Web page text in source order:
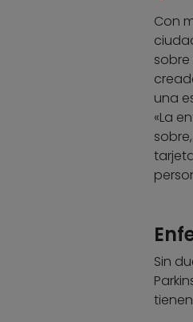
Con
una
«La
Sin